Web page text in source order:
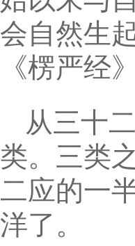
会自然生
《楞严经
从三十
类。三类
二应的一
洋了。